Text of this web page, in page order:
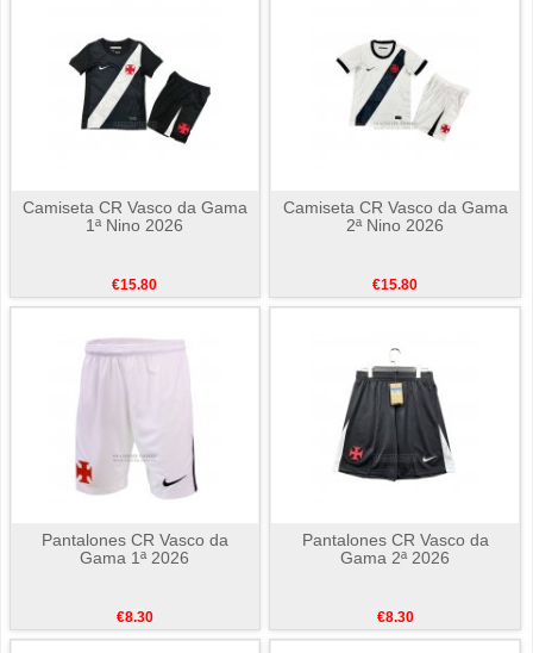
Camiseta CR Vasco da Gama
1ª Nino 2026
€15.80
Camiseta CR Vasco da Gama
2ª Nino 2026
€15.80
Pantalones CR Vasco da
Gama 1ª 2026
€8.30
Pantalones CR Vasco da
Gama 2ª 2026
€8.30